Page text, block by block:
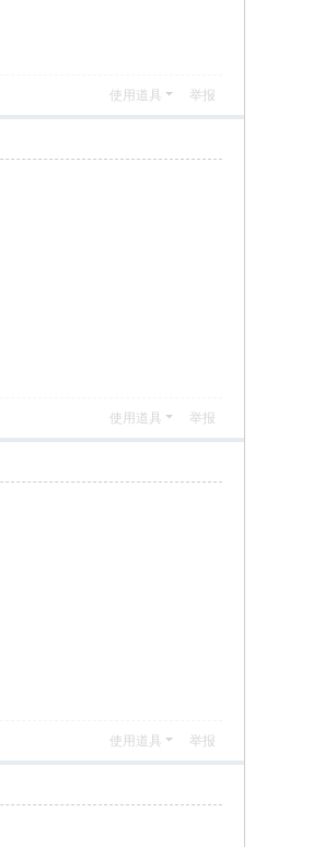
使用道具 举报
使用道具 举报
使用道具 举报